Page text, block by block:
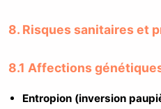
8. Risques sanitaires et
8.1 Affections
Entropion (inversion